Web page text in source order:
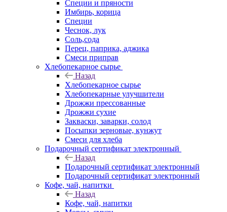
Специи и пряности
Имбирь, корица
Специи
Чеснок, лук
Соль,сода
Перец, паприка, аджика
Смеси приправ
Хлебопекарное сырье
Назад
Хлебопекарное сырье
Хлебопекарные улучшители
Дрожжи прессованные
Дрожжи сухие
Закваски, заварки, солод
Посыпки зерновые, кунжут
Смеси для хлеба
Подарочный сертификат электронный
Назад
Подарочный сертификат электронный
Подарочный сертификат электронный
Кофе, чай, напитки
Назад
Кофе, чай, напитки